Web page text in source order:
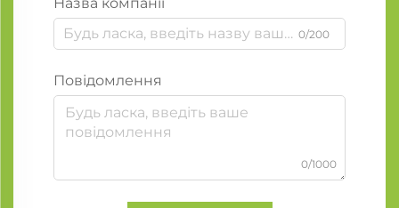
0/200
Повідомлення
0/1000